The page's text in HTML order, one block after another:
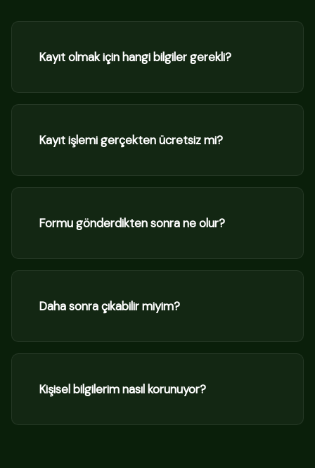
Kayıt olmak için hangi bilgiler gerekli?
Kayıt işlemi gerçekten ücretsiz mi?
Formu gönderdikten sonra ne olur?
Daha sonra çıkabilir miyim?
Kişisel bilgilerim nasıl korunuyor?